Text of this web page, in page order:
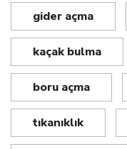
gider açma
kaçak bulma
boru açma
tıkanıklık